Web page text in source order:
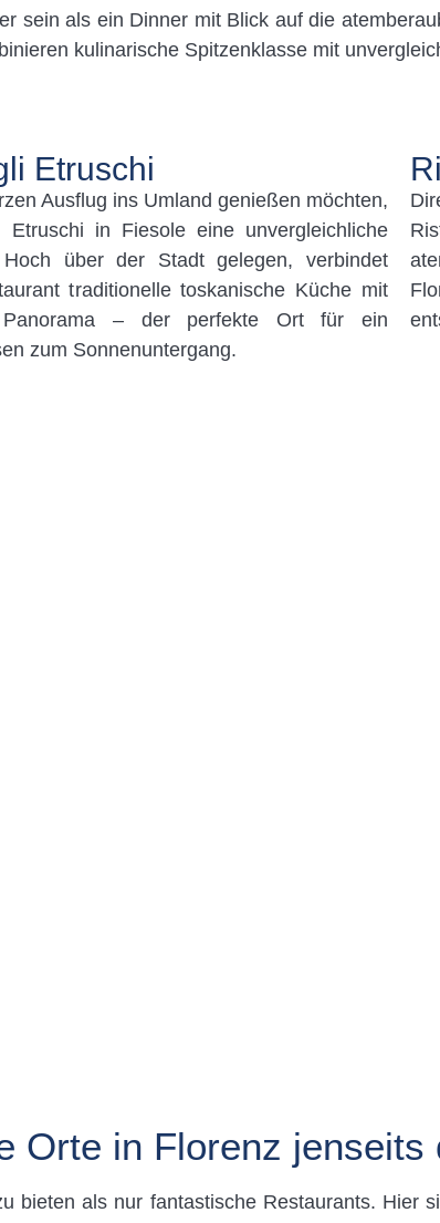
sein als ein Dinner mit Blick auf die
kulinarische Spitzenklasse mit
Etruschi
Ausflug ins Umland genießen möchten,
in Fiesole eine unvergleichliche
über der Stadt gelegen, verbindet
traditionelle toskanische Küche mit
Panorama – der perfekte Ort für ein
zum Sonnenuntergang.
Orte in Florenz jenseits
bieten als nur fantastische Restaurants. Hier